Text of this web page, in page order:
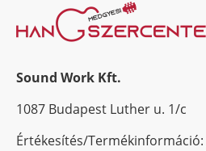
Sound Work Kft.
1087 Budapest Luther u. 1/c
Értékesítés/Termékinformáció: